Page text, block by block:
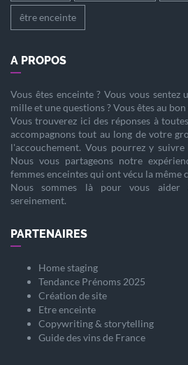
être enceinte
A PROPOS
Vous êtes enceinte? Vous vous sentez
mille et une questions ? Vous êtes au
Vous trouverez ici des réponses à
accompagnons tout au long de votre
l'accouchement. Vous pourrez y
Nous vous partageons notre
femmes enceintes qui ont vécu la même
Nous sommes là pour vous
sereinement.
PARTENAIRES
Home staging
Tendance Prénoms 2025
Création de site
Etre enceinte
Copywriting & storytelling
Guide des vins de France